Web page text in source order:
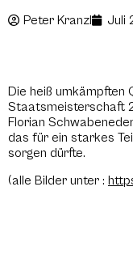
Peter Kranzl Juli
Die heiß umkämpften
Staatsmeisterschaft
Florian
das für ein starkes
sorgen dürfte.
(alle Bilder unter :